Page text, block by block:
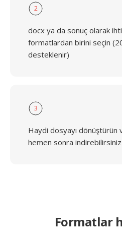
2
docx ya da sonuç olarak
formatlardan birini seçin
desteklenir)
3
Haydi dosyayı dönüştürün
hemen sonra indirebilirsiniz
Formatlar